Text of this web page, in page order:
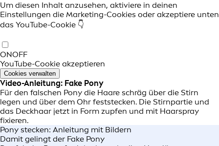
Um diesen Inhalt anzusehen, aktiviere in deinen
Einstellungen die Marketing-Cookies oder akzeptiere unten
das YouTube-Cookie 👇
ONOFF
YouTube-Cookie akzeptieren
Cookies verwalten
Video-Anleitung: Fake Pony
Für den falschen Pony die Haare schräg über die Stirn
legen und über dem Ohr feststecken. Die Stirnpartie und
das Deckhaar jetzt in Form zupfen und mit Haarspray
fixieren.
Pony stecken: Anleitung mit Bildern
Damit gelingt der Fake Pony